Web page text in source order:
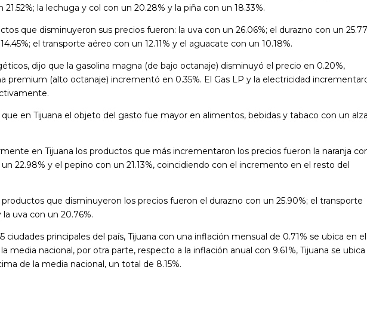
21.52%; la lechuga y col con un 20.28% y la piña con un 18.33%.
que disminuyeron sus precios fueron: la uva con un 26.06%; el durazno con un
el transporte aéreo con un 12.11% y el aguacate con un 10.18%.
dijo que la gasolina magna (de bajo octanaje) disminuyó el precio en 0.20%,
premium (alto octanaje) incrementó en 0.35%. El Gas LP y la electricidad
en Tijuana el objeto del gasto fue mayor en alimentos, bebidas y tabaco con un alza
en Tijuana los productos que más incrementaron los precios fueron la naranja
un 22.98% y el pepino con un 21.13%, coincidiendo con el incremento en el resto del
que disminuyeron los precios fueron el durazno con un 25.90%; el transporte
uva con un 20.76%.
ciudades principales del país, Tijuana con una inflación mensual de 0.71% se ubica en el
media nacional, por otra parte, respecto a la inflación anual con 9.61%, Tijuana se ubica
de la media nacional, un total de 8.15%.